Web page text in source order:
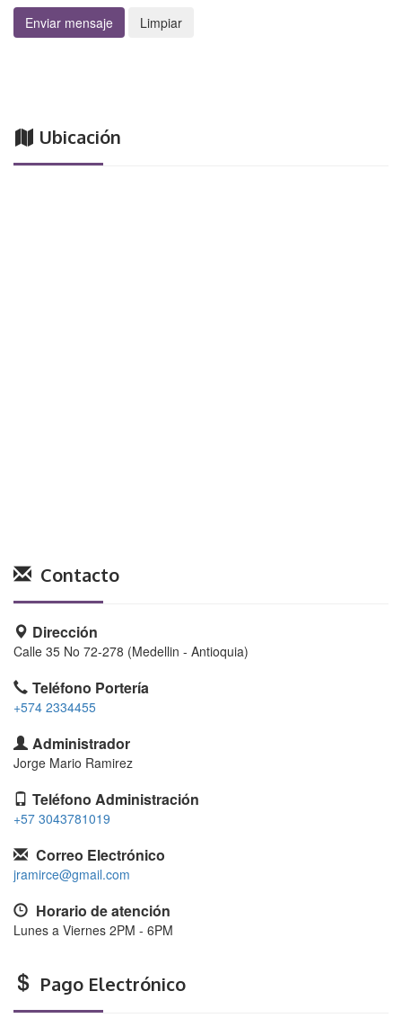
Enviar mensaje
Limpiar
Ubicación
Contacto
Dirección
Calle 35 No 72-278 (Medellin - Antioquia)
Teléfono Portería
+574 2334455
Administrador
Jorge Mario Ramirez
Teléfono Administración
+57 3043781019
Correo Electrónico
jramirce@gmail.com
Horario de atención
Lunes a Viernes 2PM - 6PM
Pago Electrónico